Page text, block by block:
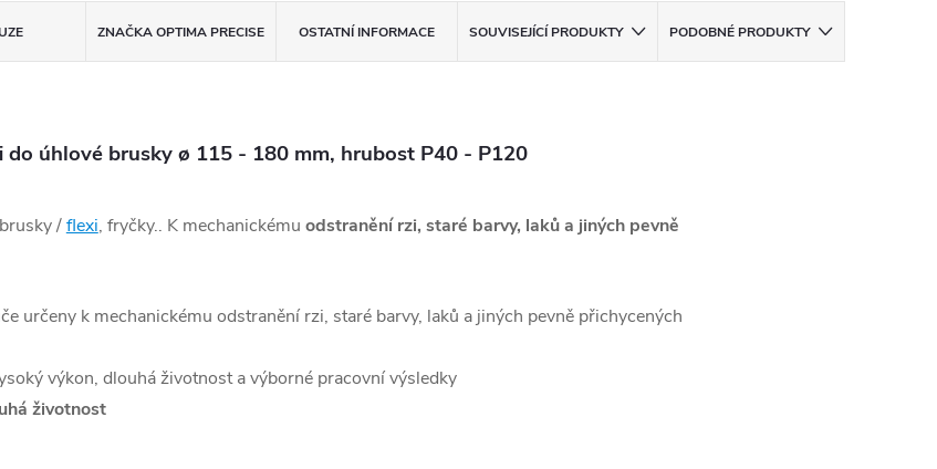
ZNAČKAOPTIMA PRECISE OSTATNÍ INFORMACE SOUVISEJÍCÍ PRODUKTY PODOBNÉ PRODUKTY
úhlové brusky ø 115 - 180 mm, hrubost P40 - P120
/flexi, fryčky.. K mechanickému odstranění rzi, staré barvy, laků a jiných pevně
určeny k mechanickému odstranění rzi, staré barvy, laků a jiných pevně přichycených
výkon, dlouhá životnost a výborné pracovní výsledky
životnost